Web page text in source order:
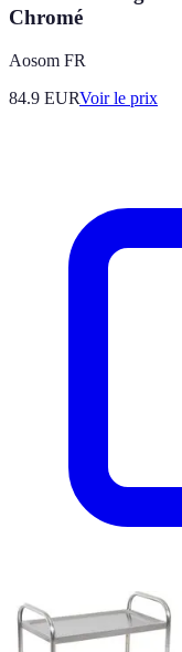
Chromé
Aosom FR
84.9 EURVoir le prix